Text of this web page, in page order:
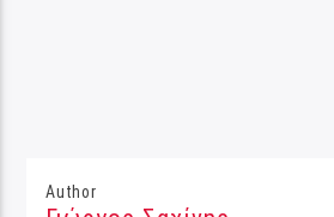
Author